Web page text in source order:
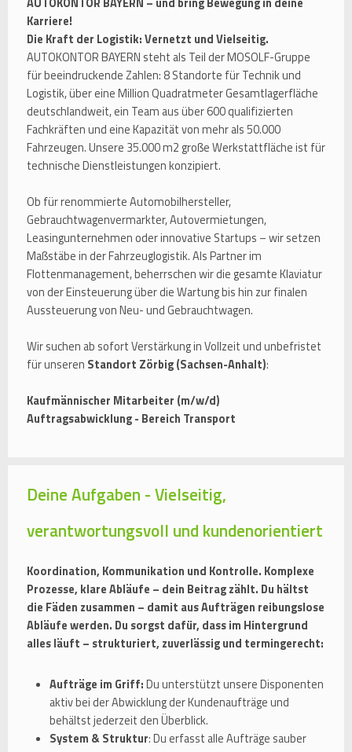
Karriere!
Die Kraft der Logistik: Vernetzt und Vielseitig.
AUTOKONTOR BAYERN steht als Teil der MOSOLF-Gruppe
für beeindruckende Zahlen: 8 Standorte für Technik und
Logistik, über eine Million Quadratmeter Gesamtlagerfläche
deutschlandweit, ein Team aus über 600 qualifizierten
Fachkräften und eine Kapazität von mehr als 50.000
Fahrzeugen. Unsere 35.000 m2 große Werkstattfläche ist für
technische Dienstleistungen konzipiert.
Ob für renommierte Automobilhersteller,
Gebrauchtwagenvermarkter, Autovermietungen,
Leasingunternehmen oder innovative Startups – wir setzen
Maßstäbe in der Fahrzeuglogistik. Als Partner im
Flottenmanagement, beherrschen wir die gesamte Klaviatur
von der Einsteuerung über die Wartung bis hin zur finalen
Aussteuerung von Neu- und Gebrauchtwagen.
Wir suchen ab sofort Verstärkung in Vollzeit und unbefristet
für unseren Standort Zörbig (Sachsen-Anhalt):
Kaufmännischer Mitarbeiter (m/w/d)
Auftragsabwicklung - Bereich Transport
Deine Aufgaben - Vielseitig,
verantwortungsvoll und kundenorientiert
Koordination, Kommunikation und Kontrolle. Komplexe
Prozesse, klare Abläufe – dein Beitrag zählt. Du hältst
die Fäden zusammen – damit aus Aufträgen reibungslose
Abläufe werden. Du sorgst dafür, dass im Hintergrund
alles läuft – strukturiert, zuverlässig und termingerecht:
Aufträge im Griff:Du unterstützt unsere Disponenten
aktiv bei der Abwicklung der Kundenaufträge und
behältst jederzeit den Überblick.
System & Struktur: Du erfasst alle Aufträge sauber